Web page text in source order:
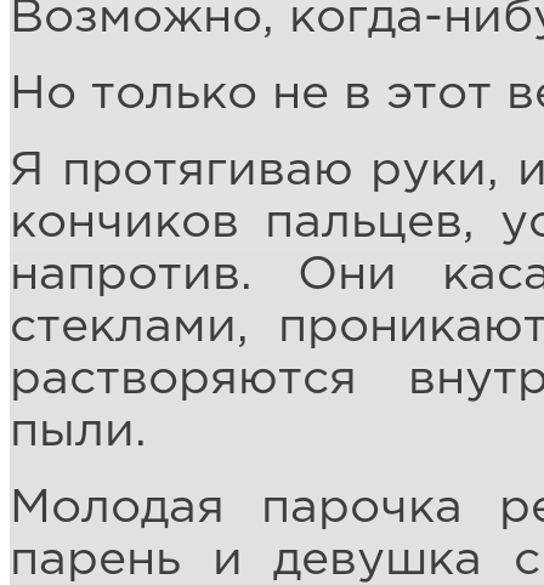
Возможно, когда-
Но только не в этот
Я протягиваю руки,
кончиков пальцев,
напротив. Они
стеклами,
растворяются
пыли.
Молодая парочка
парень и девушка